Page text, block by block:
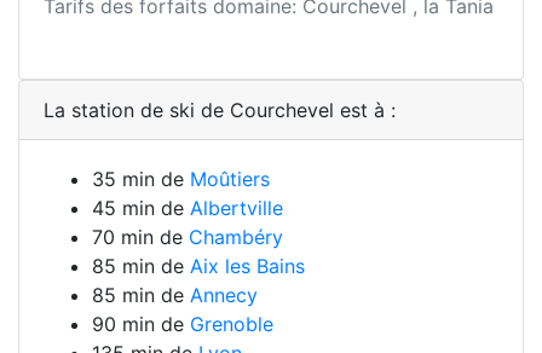
Tarifs des forfaits domaine: Courchevel , la Tania
La station de ski de Courchevel est à :
35 min de Moûtiers
45 min de Albertville
70 min de Chambéry
85 min de Aix les Bains
85 min de Annecy
90 min de Grenoble